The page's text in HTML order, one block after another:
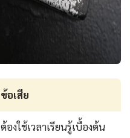
ข้อเสีย
ต้องใช้เวลาเรียนรู้เบื้องต้น